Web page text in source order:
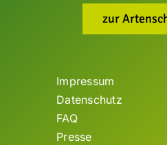
zur
Impressum
Datenschutz
FAQ
Presse